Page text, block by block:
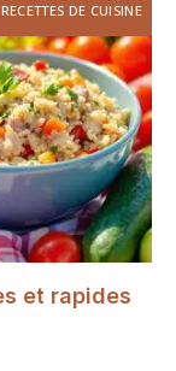
RECETTES DE CUISINE
et rapides